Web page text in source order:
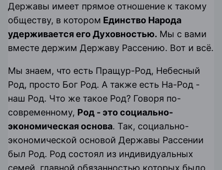
Державы имеет прямое отношение к такому
обществу, в котором Единство Народа
удерживается его Духовностью. Мы с вами
вместе держим Державу Рассению. Вот и всё.
Мы знаем, что есть Пращур-Род, Небесный
Род, просто Бог Род. А также есть На-Род -
наш Род. Что же такое Род? Говоря по-
современному, Род - это социально-
экономическая основа. Так, социально-
экономической основой Державы Рассении
был Род. Род состоял из индивидуальных
семей, главной обязанностью которых было